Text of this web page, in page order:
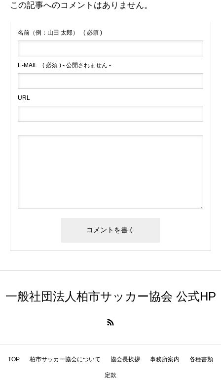
この記事へのコメントはありません。
名前（例：山田 太郎） ( 必須 )
E-MAIL ( 必須 ) - 公開されません -
URL
一般社団法人柏市サッカー協会 公式HP
TOP 柏市サッカー協会について 協会長挨拶 事務所案内 各種書類
定款